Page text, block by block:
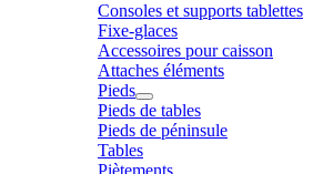
Consoles et supports tablettes
Fixe-glaces
Accessoires pour caisson
Attaches éléments
Pieds
Pieds de tables
Pieds de péninsule
Tables
Piètements